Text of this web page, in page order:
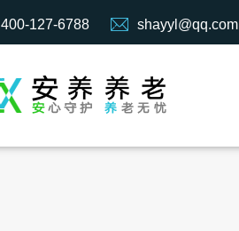
400-127-6788 shayyl@qq.com